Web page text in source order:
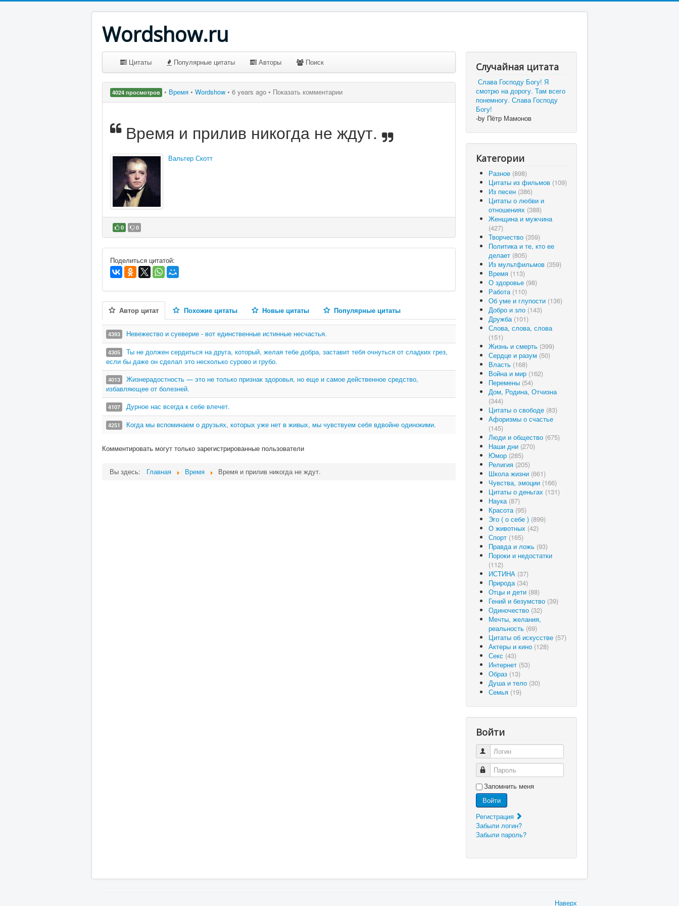
Wordshow.ru
Цитаты Популярные цитаты Авторы Поиск
4024 просмотров • Время • Wordshow • 6 years ago • Показать комментарии
Время и прилив никогда не ждут.
Вальтер Скотт
0 0
В избранное
Поделиться цитатой:
Автор цитат Похожие цитаты Новые цитаты Популярные цитаты
4393 Невежество и суеверие - вот единственные истинные несчастья.
4305
Ты не должен сердиться на друга, который, желая тебе добра, заставит тебя очнуться от сладких грез,
если бы даже он сделал это несколько сурово и грубо.
4013
Жизнерадостность — это не только признак здоровья, но еще и самое действенное средство,
избавляющее от болезней.
4107 Дурное нас всегда к себе влечет.
4251 Когда мы вспоминаем о друзьях, которых уже нет в живых, мы чувствуем себя вдвойне одинокими.
Комментировать могут только зарегистрированные пользователи
Вы здесь: Главная Время Время и прилив никогда не ждут.
Случайная цитата
Слава Господу Богу! Я
смотрю на дорогу. Там всего
понемногу. Слава Господу
Богу!
-by Пётр Мамонов
Категории
Разное (898)
Цитаты из фильмов (109)
Из песен (386)
Цитаты о любви и
отношениях (388)
Женщина и мужчина
(427)
Творчество (359)
Политика и те, кто ее
делает (805)
Из мультфильмов (359)
Время (113)
О здоровье (98)
Работа (110)
Об уме и глупости (136)
Добро и зло (143)
Дружба (101)
Слова, слова, слова
(151)
Жизнь и смерть (399)
Сердце и разум (50)
Власть (168)
Война и мир (162)
Перемены (54)
Дом, Родина, Отчизна
(344)
Цитаты о свободе (83)
Афоризмы о счастье
(145)
Люди и общество (675)
Наши дни (270)
Юмор (285)
Религия (205)
Школа жизни (661)
Чувства, эмоции (166)
Цитаты о деньгах (131)
Наука (87)
Красота (95)
Эго ( о себе ) (899)
О животных (42)
Спорт (165)
Правда и ложь (93)
Пороки и недостатки
(112)
ИСТИНА (37)
Природа (34)
Отцы и дети (88)
Гений и безумство (39)
Одиночество (32)
Мечты, желания,
реальность (69)
Цитаты об искусстве (57)
Актеры и кино (128)
Секс (43)
Интернет (53)
Образ (13)
Душа и тело (30)
Семья (19)
Войти
Логин
Пароль
Запомнить меня
Войти
Регистрация
Забыли логин?
Забыли пароль?
Наверх